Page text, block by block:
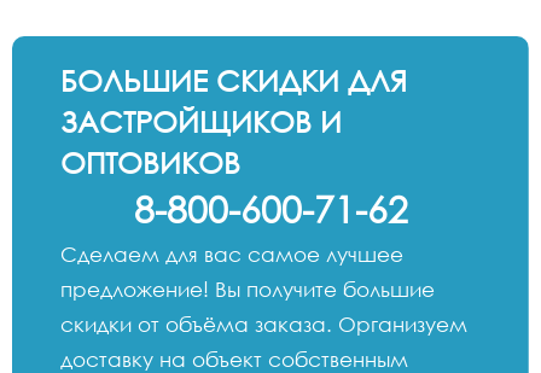
БОЛЬШИЕ СКИДКИ ДЛЯ
ЗАСТРОЙЩИКОВ И
ОПТОВИКОВ
8-800-600-71-62
Сделаем для вас самое лучшее
предложение! Вы получите большие
скидки от объёма заказа. Организуем
доставку на объект собственным